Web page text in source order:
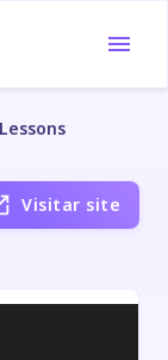
Visitar site